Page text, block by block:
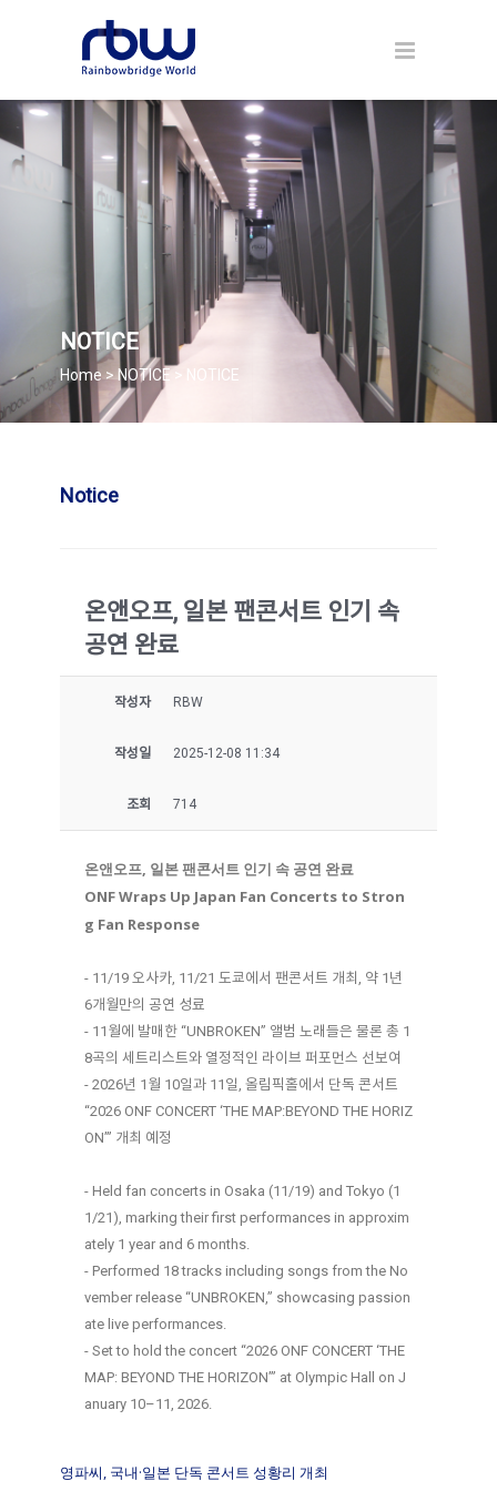
NOTICE
Home > NOTICE > NOTICE
Notice
온앤오프, 일본 팬콘서트 인기 속
공연 완료
작성자 RBW
작성일 2025-12-08 11:34
조회 714
온앤오프, 일본 팬콘서트 인기 속 공연 완료
ONF Wraps Up Japan Fan Concerts to Stron
g Fan Response
- 11/19 오사카, 11/21 도쿄에서 팬콘서트 개최, 약 1년
6개월만의 공연 성료
- 11월에 발매한 “UNBROKEN” 앨범 노래들은 물론 총 1
8곡의 세트리스트와 열정적인 라이브 퍼포먼스 선보여
- 2026년 1월 10일과 11일, 올림픽홀에서 단독 콘서트
“2026 ONF CONCERT ‘THE MAP:BEYOND THE HORIZ
ON’” 개최 예정
- Held fan concerts in Osaka (11/19) and Tokyo (1
1/21), marking their first performances in approxim
ately 1 year and 6 months.
- Performed 18 tracks including songs from the No
vember release “UNBROKEN,” showcasing passion
ate live performances.
- Set to hold the concert “2026 ONF CONCERT ‘THE
MAP: BEYOND THE HORIZON’” at Olympic Hall on J
anuary 10–11, 2026.
영파씨, 국내·일본 단독 콘서트 성황리 개최